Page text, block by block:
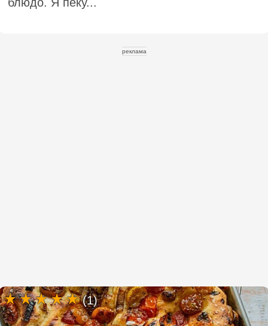
реклама
(1)